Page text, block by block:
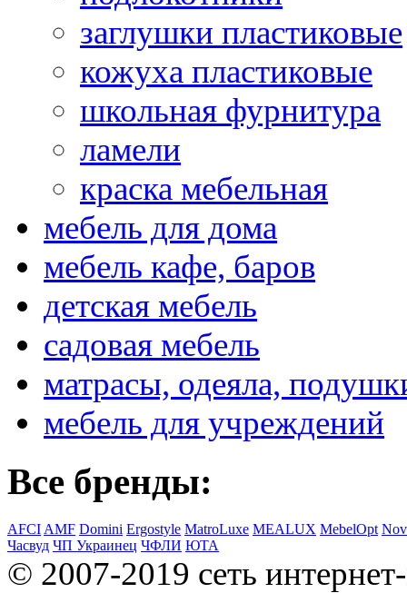
заглушки пластиковые
кожуха пластиковые
школьная фурнитура
ламели
краска мебельная
мебель для дома
мебель кафе, баров
детская мебель
садовая мебель
матрасы, одеяла,
мебель для учреждений
Все бренды:
AFCI AMF Domini Ergostyle MatroLuxe MEALUX MebelOpt
Часвуд ЧП Украинец ЧФЛИ ЮТА
© 2007-2019 сеть